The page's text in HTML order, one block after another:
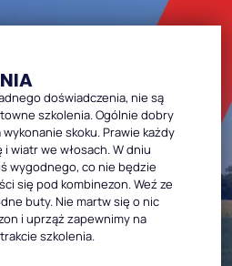
doświadczenia, nie są
szkolenia. Ogólnie dobry
skoku. Prawie każdy
wiatr we włosach. W dniu
wygodnego, co nie będzie
się pod kombinezon. Weź ze
buty. Nie martw się o nic
i uprząż zapewnimy na
szkolenia.